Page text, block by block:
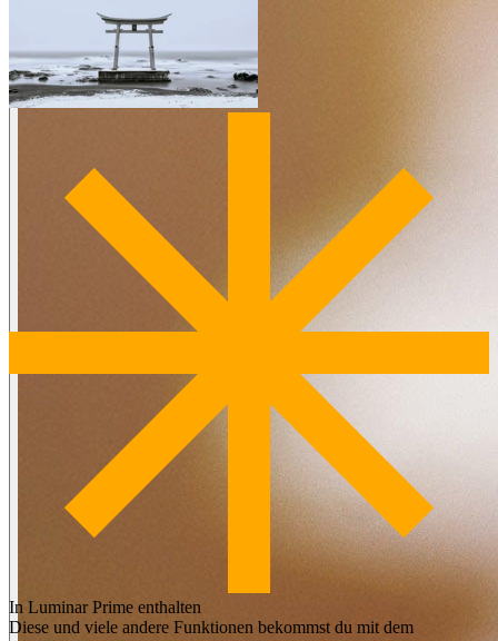
In Luminar Prime enthalten
Diese und viele andere Funktionen bekommst du mit dem